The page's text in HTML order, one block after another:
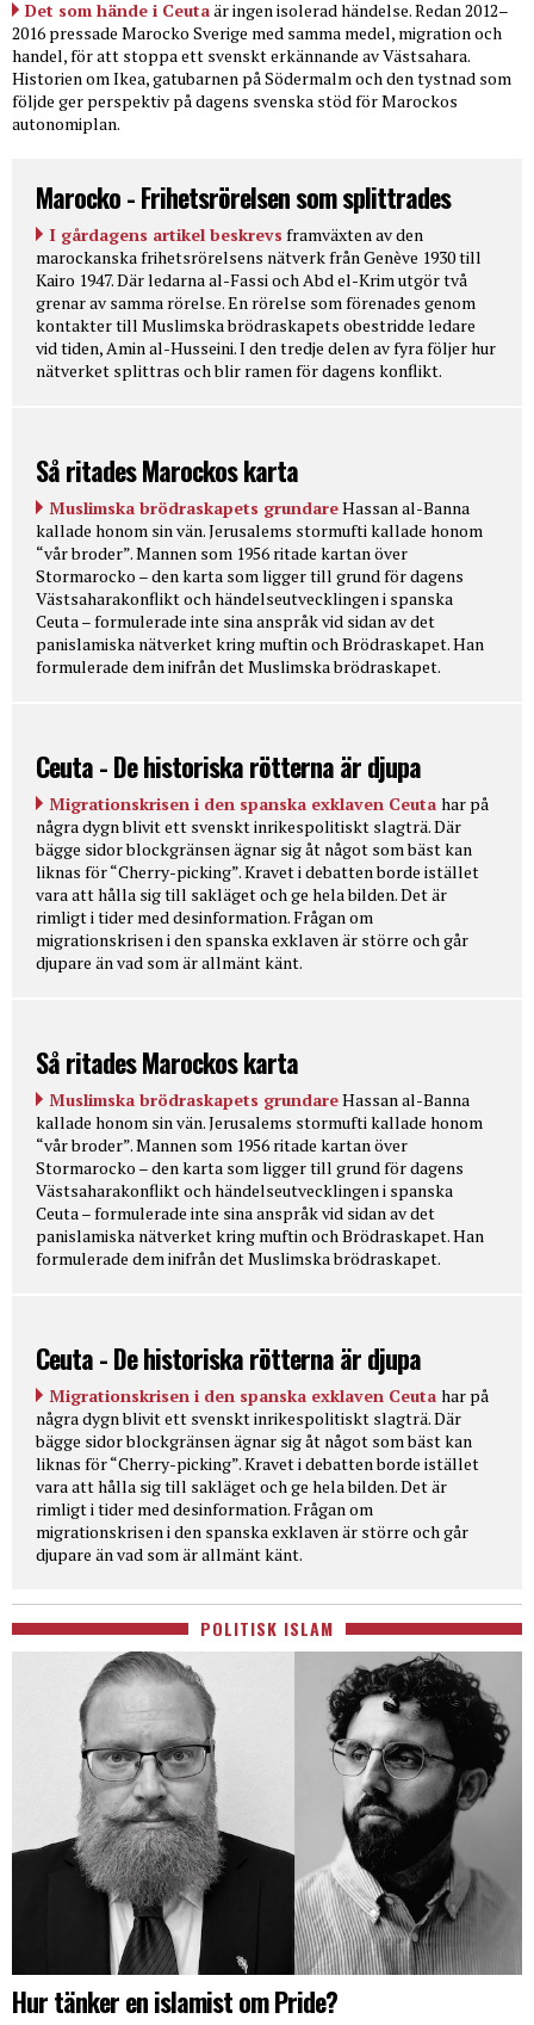
Det som hände i Ceutaär ingen isolerad händelse. Redan 2012–
2016 pressade Marocko Sverige med samma medel, migration och
handel, för att stoppa ett svenskt erkännande av Västsahara.
Historien om Ikea, gatubarnen på Södermalm och den tystnad som
följde ger perspektiv på dagens svenska stöd för Marockos
autonomiplan.
Marocko - Frihetsrörelsen som splittrades
I gårdagens artikel beskrevs framväxten av den
marockanska frihetsrörelsens nätverk från Genève 1930 till
Kairo 1947. Där ledarna al-Fassi och Abd el-Krim utgör två
grenar av samma rörelse. En rörelse som förenades genom
kontakter till Muslimska brödraskapets obestridde ledare
vid tiden, Amin al-Husseini. I den tredje delen av fyra följer hur
nätverket splittras och blir ramen för dagens konflikt.
Så ritades Marockos karta
Muslimska brödraskapets grundareHassan al-Banna
kallade honom sin vän. Jerusalems stormufti kallade honom
“vår broder”. Mannen som 1956 ritade kartan över
Stormarocko – den karta som ligger till grund för dagens
Västsaharakonflikt och händelseutvecklingen i spanska
Ceuta – formulerade inte sina anspråk vid sidan av det
panislamiska nätverket kring muftin och Brödraskapet. Han
formulerade dem inifrån det Muslimska brödraskapet.
Ceuta - De historiska rötterna är djupa
Migrationskrisen i den spanska exklaven Ceuta har på
några dygn blivit ett svenskt inrikespolitiskt slagträ. Där
bägge sidor blockgränsen ägnar sig åt något som bäst kan
liknas för “Cherry-picking”. Kravet i debatten borde istället
vara att hålla sig till sakläget och ge hela bilden. Det är
rimligt i tider med desinformation. Frågan om
migrationskrisen i den spanska exklaven är större och går
djupare än vad som är allmänt känt.
Så ritades Marockos karta
Muslimska brödraskapets grundareHassan al-Banna
kallade honom sin vän. Jerusalems stormufti kallade honom
“vår broder”. Mannen som 1956 ritade kartan över
Stormarocko – den karta som ligger till grund för dagens
Västsaharakonflikt och händelseutvecklingen i spanska
Ceuta – formulerade inte sina anspråk vid sidan av det
panislamiska nätverket kring muftin och Brödraskapet. Han
formulerade dem inifrån det Muslimska brödraskapet.
Ceuta - De historiska rötterna är djupa
Migrationskrisen i den spanska exklaven Ceuta har på
några dygn blivit ett svenskt inrikespolitiskt slagträ. Där
bägge sidor blockgränsen ägnar sig åt något som bäst kan
liknas för “Cherry-picking”. Kravet i debatten borde istället
vara att hålla sig till sakläget och ge hela bilden. Det är
rimligt i tider med desinformation. Frågan om
migrationskrisen i den spanska exklaven är större och går
djupare än vad som är allmänt känt.
POLITISK ISLAM
Hur tänker en islamist om Pride?